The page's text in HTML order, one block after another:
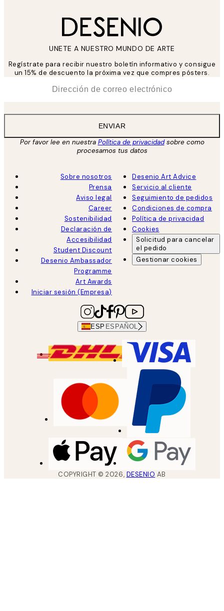
UNETE A NUESTRO MUNDO DE ARTE
Regístrate para recibir nuestro boletín informativo y consigue
un 15% de descuento la próxima vez que compres pósters.
ENVIAR
Por favor lee en nuestra Política de privacidadsobre como
procesamos tus datos
Sobre nosotros
Prensa
Aviso legal
Career
Sostenibilidad
Declaración de
Accesibilidad
Student Discount
Desenio Ambassador
Programme
Art Awards
Iniciar sesión (Empresa)
Desenio Art Advice
Servicio al cliente
Seguimiento de pedidos
Condiciones de compra
Política de privacidad
Cookies
Solicitud para cancelar
el pedido
Gestionar cookies
ESP ESPAÑOL
COPYRIGHT ©2026, DESENIO AB